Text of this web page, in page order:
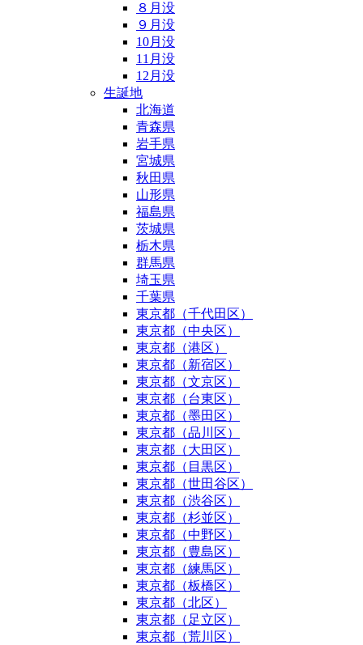
８月没
９月没
10月没
11月没
12月没
生誕地
北海道
青森県
岩手県
宮城県
秋田県
山形県
福島県
茨城県
栃木県
群馬県
埼玉県
千葉県
東京都（千代田区）
東京都（中央区）
東京都（港区）
東京都（新宿区）
東京都（文京区）
東京都（台東区）
東京都（墨田区）
東京都（品川区）
東京都（大田区）
東京都（目黒区）
東京都（世田谷区）
東京都（渋谷区）
東京都（杉並区）
東京都（中野区）
東京都（豊島区）
東京都（練馬区）
東京都（板橋区）
東京都（北区）
東京都（足立区）
東京都（荒川区）